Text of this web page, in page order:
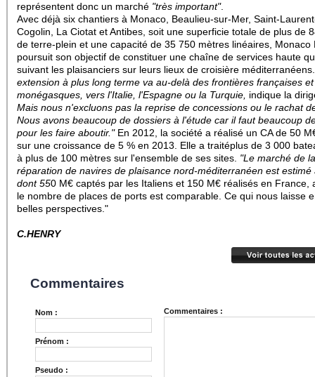
représentent donc un marché "très important".
Avec déjà six chantiers à Monaco, Beaulieu-sur-Mer, Saint-
Cogolin, La Ciotat et Antibes, soit une superficie totale de plus de
de terre-plein et une capacité de 35 750 mètres linéaires, Monaco
poursuit son objectif de constituer une chaîne de services haute
suivant les plaisanciers sur leurs lieux de croisière
extension à plus long terme va au-delà des frontières françaises et
monégasques, vers l'Italie, l'Espagne ou la Turquie, indique la
Mais nous n'excluons pas la reprise de concessions ou le rachat
Nous avons beaucoup de dossiers à l'étude car il faut beaucoup
pour les faire aboutir." En 2012, la société a réalisé un CA de 50
sur une croissance de 5 % en 2013. Elle a traitéplus de 3 000
à plus de 100 mètres sur l'ensemble de ses sites. "Le marché de la
réparation de navires de plaisance nord-méditerranéen est estimé
dont 550 M€ captés par les Italiens et 150 M€ réalisés en France,
le nombre de places de ports est comparable. Ce qui nous laisse
belles perspectives."
C.HENRY
Commentaires
Nom :
Prénom :
Pseudo :
Commentaires :